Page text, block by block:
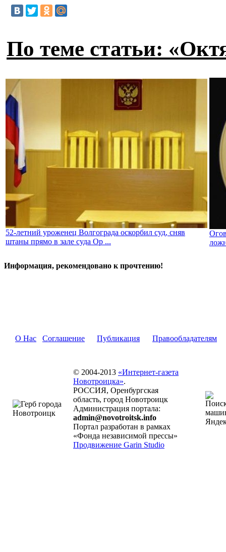
По теме статьи:
52-летний уроженец Волгограда оскорбил суд, сняв
штаны прямо в зале суда Ор ...
Информация, рекомендовано к прочтению!
О Нас Соглашение Публикация Правообладателям
© 2004-2013 «Интернет-газета
Новотроицка».
РОССИЯ, Оренбургская
область, город Новотроицк
Администрация портала:
admin@novotroitsk.info
Портал разработан в рамках
«Фонда независимой прессы»
Продвижение Garin Studio